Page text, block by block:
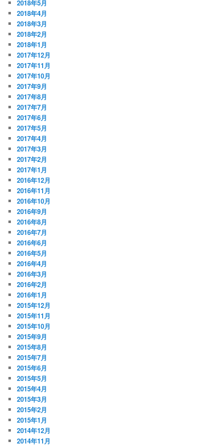
2018年5月
2018年4月
2018年3月
2018年2月
2018年1月
2017年12月
2017年11月
2017年10月
2017年9月
2017年8月
2017年7月
2017年6月
2017年5月
2017年4月
2017年3月
2017年2月
2017年1月
2016年12月
2016年11月
2016年10月
2016年9月
2016年8月
2016年7月
2016年6月
2016年5月
2016年4月
2016年3月
2016年2月
2016年1月
2015年12月
2015年11月
2015年10月
2015年9月
2015年8月
2015年7月
2015年6月
2015年5月
2015年4月
2015年3月
2015年2月
2015年1月
2014年12月
2014年11月